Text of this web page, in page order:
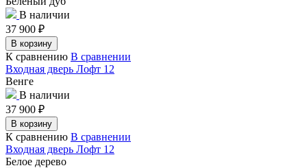
В наличии
37 900 ₽
В корзину
К сравнению В сравнении
Входная дверь Лофт 12
Венге
В наличии
37 900 ₽
В корзину
К сравнению В сравнении
Входная дверь Лофт 12
Белое дерево